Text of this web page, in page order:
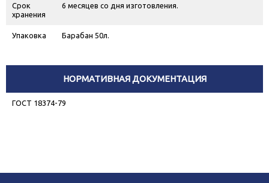
Срок
хранения
6 месяцев со дня изготовления.
Упаковка Барабан 50л.
НОРМАТИВНАЯ ДОКУМЕНТАЦИЯ
ГОСТ 18374-79